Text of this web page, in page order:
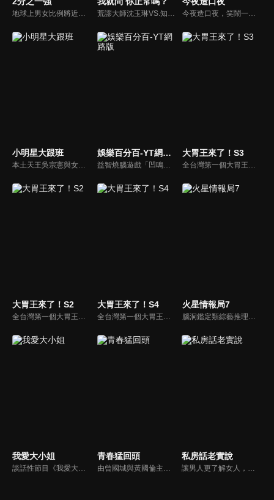
今夜造口夜，笑鬧一整夜。以網路自製嘲諷節目走紅、在網路擁有廣大支持群眾和影響力的主播「視網膜」，藉此一揉合綜藝與喜劇之談話性節目，帶觀眾以輕鬆之方式，瞭解時下最熱門、最能引起共鳴的社會議題、現象和人物。 多元的切入角度、最輕鬆易懂的議題剖析、言論尺度不設限！
小明星大跟班
本土天王吳宗憲與女兒吳姍儒（Sandy）搭檔主持，每集邀請來賓暢談演藝圈大小事，父女檔聯手笑果十足，老梗搭上新世代，最新組合強勢登場！
娛樂百分百-YT網路版
益智燒腦遊戲「凹嗚狼人殺」激發你的邏輯推理能力，偶像巨星雲集，全球娛樂資訊，一手掌握不脫節！2025全新升級改版，盡在《娛樂百分百-YT網路版》！
大胃王來了！S3
全台灣第一個大胃王美食節目，由主持人帶領大胃王們及名人來賓吃遍台灣美食，每趟旅程都有不同的美食主題以及遊戲互動，並藉由大胃王幸福地享用，讓觀眾深刻了解台灣美食文化的豐富特色！
大胃王來了！S2
全台灣第一個大胃王美食節目，由主持人帶領大胃王們及名人來賓吃遍台灣美食，每趟旅程都有不同的美食主題以及遊戲互動，並藉由大胃王幸福地享用，讓觀眾深刻了解台灣美食文化的豐富特色！
大胃王來了！S4
全台灣第一個大胃王美食節目，由主持人帶領大胃王們及名人來賓吃遍台灣美食，每趟旅程都有不同的美食主題以及遊戲互動，並藉由大胃王幸福地享用，讓觀眾深刻了解台灣美食文化的豐富特色！
火星情報局7
腦洞鑑定類綜藝推理脫口秀，陣容為薛之謙、大張偉、楊迪、劉維、黃子弘凡、黃聖依、龐博等…節目圍繞著當下熱梗熱點、觀眾的興趣點、共鳴點展開故事；火星特工廣發英雄帖正面對撞，迎戰近年最出圈、最有趣、最敢說的廠牌大咖們。真金不怕火煉！一場席卷全網的廠牌巔峰之戰即將展開！
我愛大小姐
談話性節目《我愛大小姐》是由吳淡如、林慧萍主持的一檔談話性節目，講訴女人間的那些事。
青春猛回頭
由曾國城與黃國倫主持，節目中邀請20位20歲以下青少年組成青春團，另一邊則為年紀相較成熟的藝人來賓為不老團，每集分別就一件青少年必定遇見的事件討論，看兩個不同年代的人們，所擁有的不同看法與立場。帶領讓觀眾一起回到那些年的青春歲月！
私房話老實說
讓男人更了解女人，女人更了解自己 ，揭密女性私房話，讓療癒專家教你更愛自己！由于美人和納豆攜手主持，更多你想知道的女性私密話題都在《私房話老實說》。